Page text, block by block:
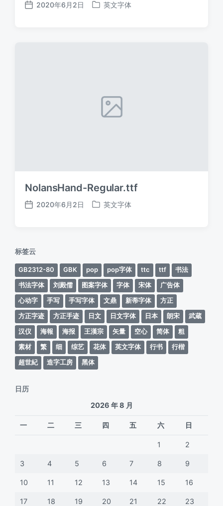
发
2020年6月2日
发
英文字体
NolansHand-Regular.ttf
发
2020年6月2日
发
英文字体
标签云
GB2312-80 GBK pop pop字体 ttc ttf
书法
书法字体
刘殿儒 图案字体 字体 宋体
广告体
心动字
手写 手写字体 文鼎 新蒂字体
方正
方正字迹
方正手迹 日文 日文字体 日本 朗宋
武蔵
汉仪
海報 海报 王漢宗 矢量 空心 简体
粗
素材
繁 细 综艺 花体 英文字体 行书
行楷
超世紀
造字工房 黑体
日历
2026 年 8 月
一 二 三 四 五 六 日
1 2
3 4 5 6 7 8 9
10 11 12 13 14 15 16
17 18 19 20 21 22 23